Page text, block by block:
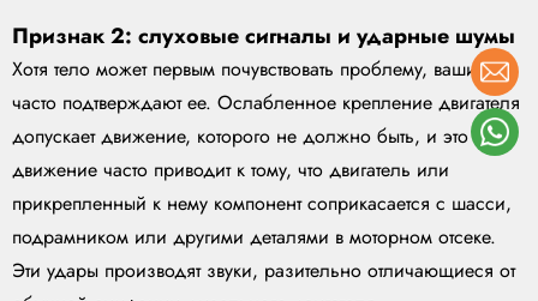
Признак 2: слуховые сигналы и ударные шумы
Хотя тело может первым почувствовать проблему, ваши уши
часто подтверждают ее. Ослабленное крепление двигателя
допускает движение, которого не должно быть, и это
движение часто приводит к тому, что двигатель или
прикрепленный к нему компонент соприкасается с шасси,
подрамником или другими деталями в моторном отсеке.
Эти удары производят звуки, разительно отличающиеся от